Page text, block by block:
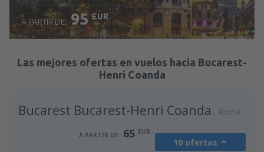
Revisa los detalles
A PARTIR DE: 95 EUR
Las mejores ofertas en vuelos hacia Bucarest-
Henri Coanda
Bucarest Bucarest-Henri Coanda Rumania
A PARTIR DE: 65 EUR
10 ofertas